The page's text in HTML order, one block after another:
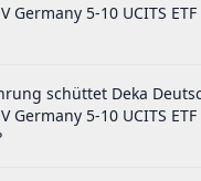
Germany 5-10 UCITS
schüttet Deka
Germany 5-10 UCITS